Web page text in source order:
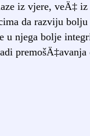
iz vjere, veÄ‡
da razviju bolju
u njega bolje
premošÄ‡avanja